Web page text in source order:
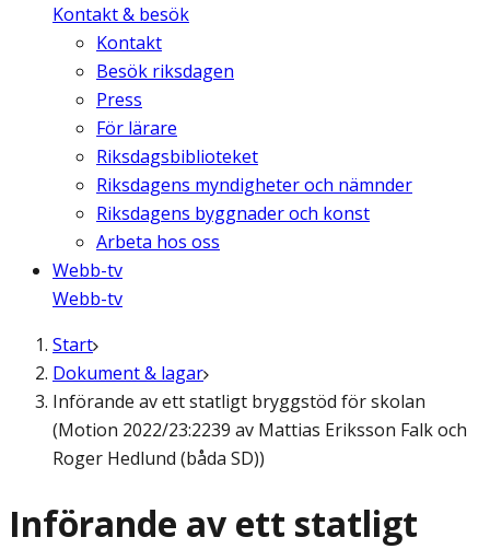
Kontakt & besök
Kontakt
Besök riksdagen
Press
För lärare
Riksdagsbiblioteket
Riksdagens myndigheter och nämnder
Riksdagens byggnader och konst
Arbeta hos oss
Webb-tv
Webb-tv
Start
Dokument & lagar
Införande av ett statligt bryggstöd för skolan
(Motion 2022/23:2239 av Mattias Eriksson Falk och
Roger Hedlund (båda SD))
Införande av ett statligt